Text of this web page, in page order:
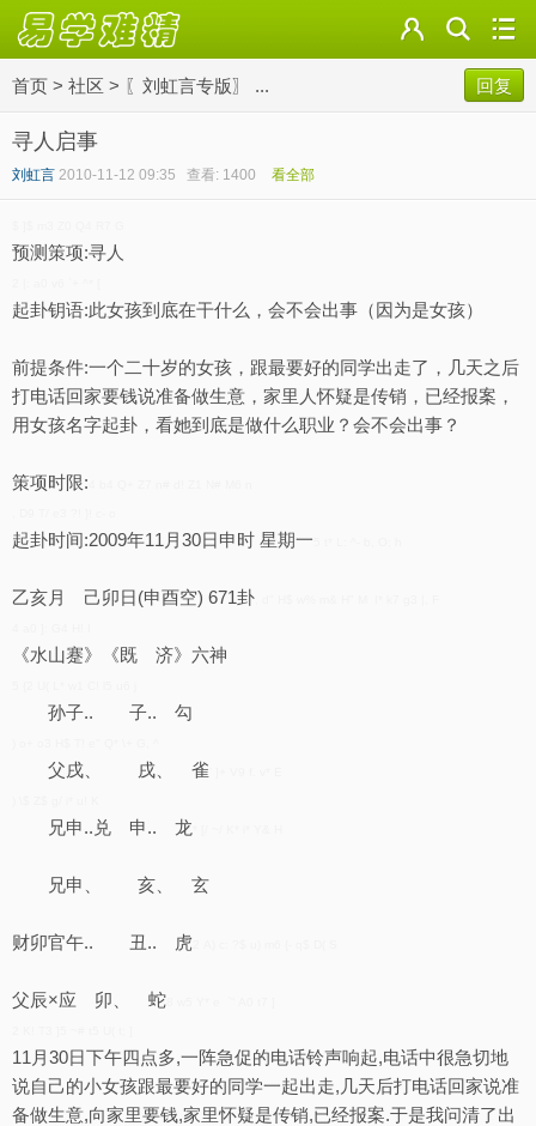
首页 > 社区 > 〖刘虹言专版〗 ... 回复
寻人启事
刘虹言 2010-11-12 09:35 查看: 1400 看全部
预测策项:寻人
起卦钥语:此女孩到底在干什么，会不会出事（因为是女孩）
前提条件:一个二十岁的女孩，跟最要好的同学出走了，几天之后
打电话回家要钱说准备做生意，家里人怀疑是传销，已经报案，
用女孩名字起卦，看她到底是做什么职业？会不会出事？
策项时限:
起卦时间:2009年11月30日申时 星期一
乙亥月 己卯日(申酉空) 671卦
《水山蹇》《既 济》六神
孙子.. 子.. 勾
父戌、 戌、 雀
兄申..兑 申.. 龙
兄申、 亥、 玄
财卯官午.. 丑.. 虎
父辰×应 卯、 蛇
11月30日下午四点多,一阵急促的电话铃声响起,电话中很急切地
说自己的小女孩跟最要好的同学一起出走,几天后打电话回家说准
备做生意,向家里要钱,家里怀疑是传销,已经报案.于是我问清了出